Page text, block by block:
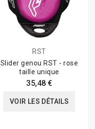
RST
Slider genou RST - rose
taille unique
35,48 €
VOIR LES DÉTAILS